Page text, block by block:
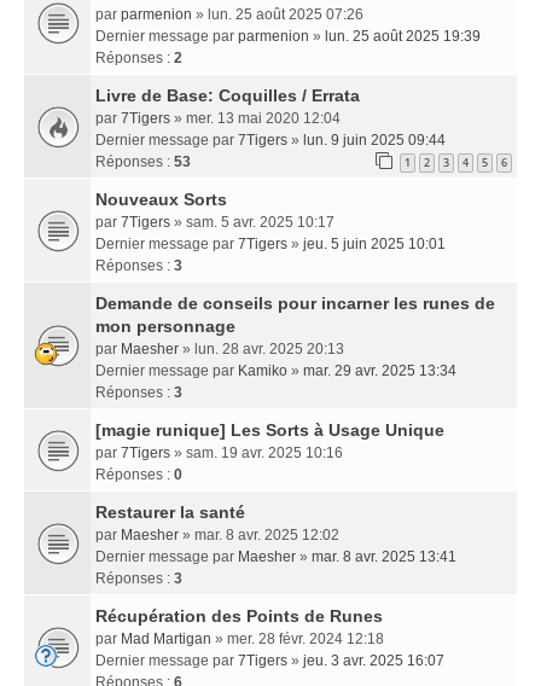
par parmenion » lun. 25 août 2025 07:26
Dernier message par parmenion » lun. 25 août 2025 19:39
Réponses : 2
Livre de Base: Coquilles / Errata
par 7Tigers » mer. 13 mai 2020 12:04
Dernier message par 7Tigers » lun. 9 juin 2025 09:44
Réponses : 53 1 2 3 4 5 6
Nouveaux Sorts
par 7Tigers » sam. 5 avr. 2025 10:17
Dernier message par 7Tigers » jeu. 5 juin 2025 10:01
Réponses : 3
Demande de conseils pour incarner les runes de
mon personnage
par Maesher » lun. 28 avr. 2025 20:13
Dernier message par Kamiko » mar. 29 avr. 2025 13:34
Réponses : 3
[magie runique] Les Sorts à Usage Unique
par 7Tigers » sam. 19 avr. 2025 10:16
Réponses : 0
Restaurer la santé
par Maesher » mar. 8 avr. 2025 12:02
Dernier message par Maesher » mar. 8 avr. 2025 13:41
Réponses : 3
Récupération des Points de Runes
par Mad Martigan » mer. 28 févr. 2024 12:18
Dernier message par 7Tigers » jeu. 3 avr. 2025 16:07
Réponses : 6